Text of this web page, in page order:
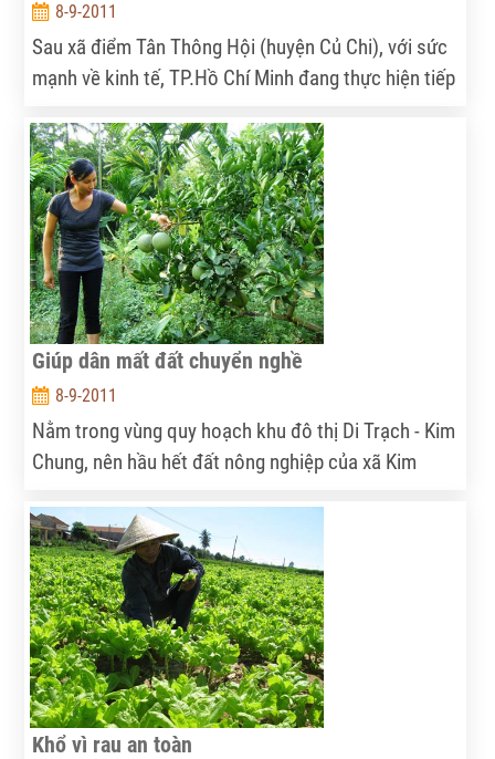
8-9-2011
Sau xã điểm Tân Thông Hội (huyện Củ Chi), với sức
mạnh về kinh tế, TP.Hồ Chí Minh đang thực hiện tiếp
tương lai không xa, sẽ có rất nhiều xã ở TP. Hồ Chí
Minh đạt chuẩn về NTM.
Giúp dân mất đất chuyển nghề
8-9-2011
Nằm trong vùng quy hoạch khu đô thị Di Trạch - Kim
Chung, nên hầu hết đất nông nghiệp của xã Kim
hàng CSXH huyện Hoài Đức đã kịp thời cho người
dân vay vốn để chuyển nghề...
Khổ vì rau an toàn